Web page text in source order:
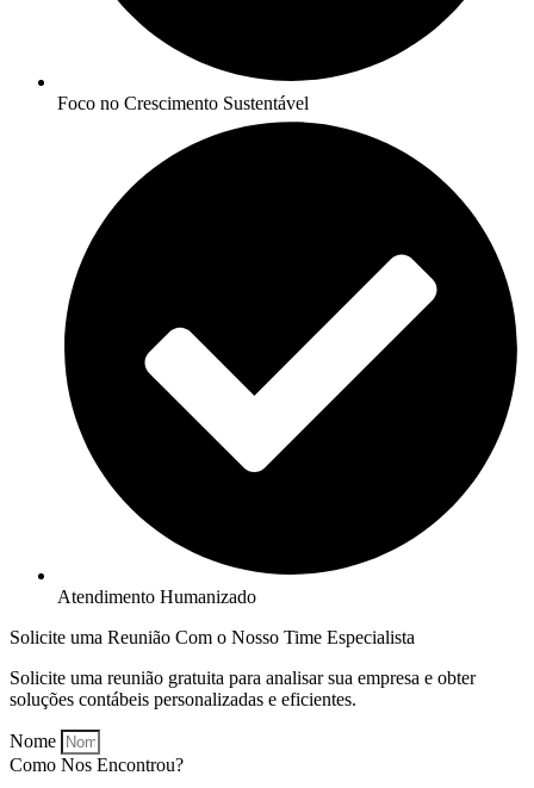
Foco no Crescimento Sustentável
Atendimento Humanizado
Solicite uma Reunião Com o Nosso Time Especialista
Solicite uma reunião gratuita para analisar sua empresa e obter
soluções contábeis personalizadas e eficientes.
Nome
Como Nos Encontrou?